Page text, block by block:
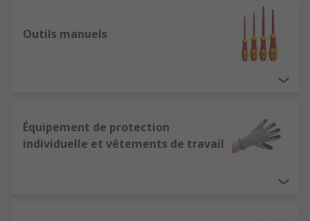
Outils manuels
Équipement de protection
individuelle et vêtements de travail